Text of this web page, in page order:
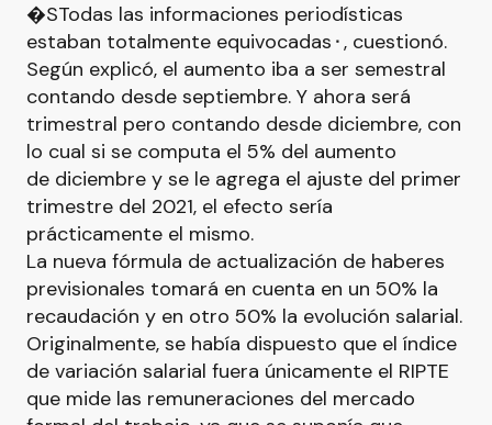
�STodas las informaciones periodísticas
estaban totalmente equivocadas⬝, cuestionó.
Según explicó, el aumento iba a ser semestral
contando desde septiembre. Y ahora será
trimestral pero contando desde diciembre, con
lo cual si se computa el 5% del aumento
de diciembre y se le agrega el ajuste del primer
trimestre del 2021, el efecto sería
prácticamente el mismo.
La nueva fórmula de actualización de haberes
previsionales tomará en cuenta en un 50% la
recaudación y en otro 50% la evolución salarial.
Originalmente, se había dispuesto que el índice
de variación salarial fuera únicamente el RIPTE
que mide las remuneraciones del mercado